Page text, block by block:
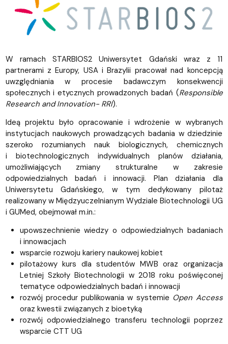
W ramach STARBIOS2 Uniwersytet Gdański wraz z 11
partnerami z Europy, USA i Brazylii pracował nad koncepcją
uwzględniania w procesie badawczym konsekwencji
społecznych i etycznych prowadzonych badań (Responsible
Research and Innovation- RRI).
Ideą projektu było opracowanie i wdrożenie w wybranych
instytucjach naukowych prowadzących badania w dziedzinie
szeroko rozumianych nauk biologicznych, chemicznych
i biotechnologicznych indywidualnych planów działania,
umożliwiających zmiany strukturalne w zakresie
odpowiedzialnych badań i innowacji. Plan działania dla
Uniwersytetu Gdańskiego, w tym dedykowany pilotaż
realizowany w Międzyuczelnianym Wydziale Biotechnologii UG
i GUMed, obejmował m.in.:
upowszechnienie wiedzy o odpowiedzialnych badaniach
i innowacjach
wsparcie rozwoju kariery naukowej kobiet
pilotażowy kurs dla studentów MWB oraz organizacja
Letniej Szkoły Biotechnologii w 2018 roku poświęconej
tematyce odpowiedzialnych badań i innowacji
rozwój procedur publikowania w systemie Open Access
oraz kwestii związanych z bioetyką
rozwój odpowiedzialnego transferu technologii poprzez
wsparcie CTT UG